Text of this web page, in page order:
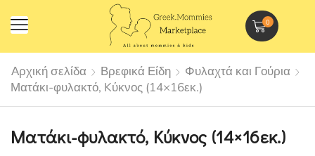
0
Αρχική σελίδα Βρεφικά Είδη
Φυλαχτά και Γούρια
Ματάκι-φυλακτό, Kύκνος (14×16εκ.)
Ματάκι-φυλακτό, Kύκνος (14×16εκ.)